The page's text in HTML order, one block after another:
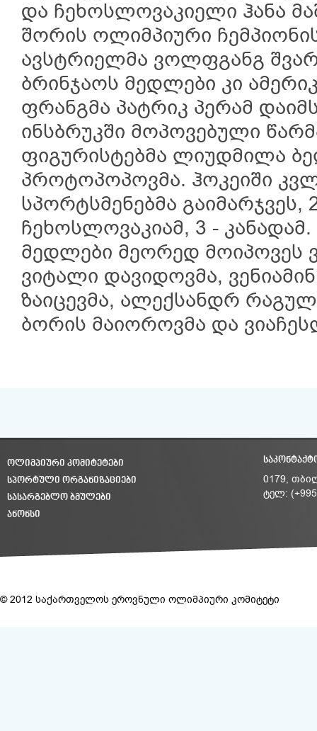
და ჩეხოსლოვაკიელი ჰანა
შორის ოლიმპიური
ავსტრიელმა ვოლფგანგ
ბრინჯაოს მედლები კი
ფრანგმა პატრიკ პერამ
ინსბრუკში მოპოვებული
ფიგურისტებმა ლიუდმილა
პროტოპოპოვმა. ჰოკეიში
სპორტსმენებმა გაიმარჯვეს,
ჩეხოსლოვაკიამ, 3 -
მედლები მეორედ მოიპოვეს
ვიტალი დავიდოვმა,
ზაიცევმა, ალექსანდრ
ბორის მაიოროვმა და
ᲝᲚᲘᲛᲞᲘᲣᲠᲘ ᲙᲝᲛᲘᲢᲔᲢᲔᲑᲘ
ᲡᲞᲝᲠᲢᲣᲚᲘ ᲝᲠᲒᲐᲜᲘᲖᲐᲪᲘᲔᲑᲘ
ᲡᲐᲡᲐᲠᲒᲔᲑᲚᲝ ᲑᲛᲣᲚᲔᲑᲘ
ᲐᲜᲝᲜᲡᲘ
0179,
ტელ: (+995
© 2012 საქართველოს ეროვნული ოლიმპიური კომიტეტი